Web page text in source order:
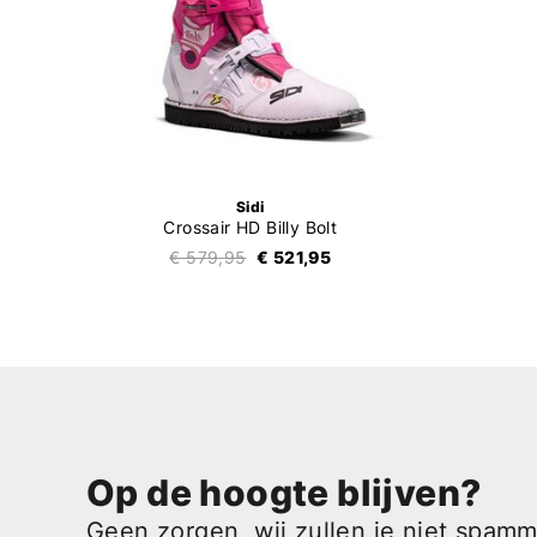
Sidi
Crossair HD Billy Bolt
€ 579,95 € 521,95
Op de hoogte blijven?
Geen zorgen, wij zullen je niet